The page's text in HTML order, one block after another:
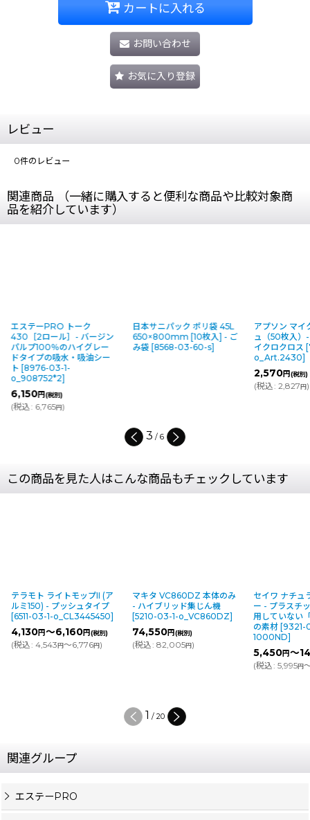
カートに入れる
お問い合わせ
お気に入り登録
レビュー
0件のレビュー
関連商品 （一緒に購入すると便利な商品や比較対象商
品を紹介しています）
エステーPRO トーク
430［2ロール］- バージン
パルプ100％のハイグレー
ドタイプの吸水・吸油シー
ト [8976-03-1-
o_908752*2]
6,150円(税別)
(税込: 6,765円)
日本サニパック ポリ袋 45L
650×800mm [10枚入] - ご
み袋 [8568-03-60-s]
アプソン マイ
ュ（50枚入）
イクロクロス [
o_Art.2430]
2,570円(税別)
(税込: 2,827円)
3 / 6
この商品を見た人はこんな商品もチェックしています
テラモト ライトモップII (ア
ルミ150) - プッシュタイプ
[6511-03-1-o_CL3445450]
4,130円～6,160円(税別)
(税込: 4,543円～6,776円)
マキタ VC860DZ 本体のみ
- ハイブリッド集じん機
[5210-03-1-o_VC860DZ]
74,550円(税別)
(税込: 82,005円)
セイワ ナチュ
ー - プラスチ
用していない
の素材 [9321-
1000ND]
5,450円～
(税込: 5,995円
1 / 20
関連グループ
エステーPRO